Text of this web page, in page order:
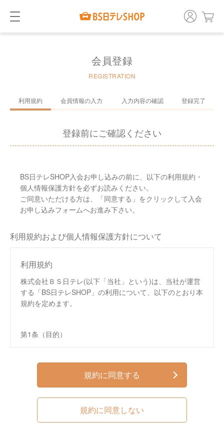
会員登録
REGISTRATION
利用規約 会員情報の入力 入力内容の確認 登録完了
登録前にご確認ください
BS日テレSHOP入会お申し込みの前に、以下の利用規約・
個人情報保護方針を必ずお読みください。
ご同意いただける方は、「同意する」をクリックして入会
お申し込みフォームへお進み下さい。
利用規約および個人情報保護方針について
利用規約
株式会社ＢＳ日テレ(以下「当社」という)は、当社が運営
する「BS日テレSHOP」の利用について、以下のとおり本
規約を定めます。
第1条（目的）
この規約は、株式会社ＢＳ日テレ（以下、「当社」と
いいます。）が運営する通信販売サイト「BS日テレ
SHOP」（以下、「本サイト」といいます。）におい
て提供するサービス（以下、「本サービス」といいま
この規約は、本サイトへのアクセス、本サービスの閲
覧、本サービスを通じた商品の購入などの利用を行っ
規約に同意する
規約に同意しない